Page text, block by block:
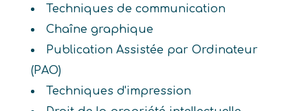
Techniques de communication
Chaîne graphique
Publication Assistée par Ordinateur
(PAO)
Techniques d'impression